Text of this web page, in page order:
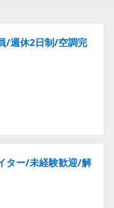
/週休2日制/空調完
ター/未経験歓迎/解